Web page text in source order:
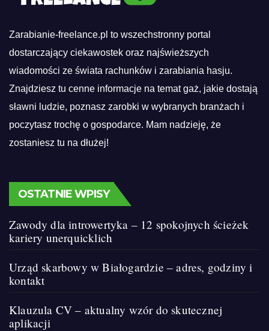
Zarabianie-freelance.pl to wszechstronny portal
dostarczający ciekawostek oraz najświeższych
wiadomości ze świata rachunków i zarabiania hasju.
Znajdziesz tu cenne informacje na temat gaż, jakie dostają
sławni ludzie, poznasz zarobki w wybranych branżach i
poczytasz trochę o gospodarce. Mam nadzieję, że
zostaniesz tu na dłużej!
OSTATNIE WPISY
Zawody dla introwertyka – 12 spokojnych ścieżek
kariery unerquicklich
Urząd skarbowy w Białogardzie – adres, godziny i
kontakt
Klauzula CV – aktualny wzór do skutecznej
aplikacji